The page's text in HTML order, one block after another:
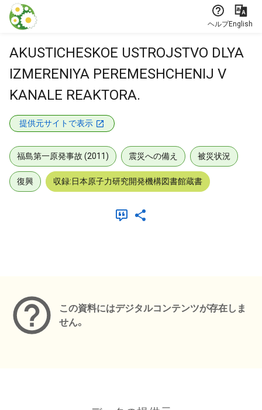
本文に飛ぶ
ヘルプEnglish
AKUSTICHESKOE USTROJSTVO DLYA
IZMERENIYA PEREMESHCHENIJ V
KANALE REAKTORA.
提供元サイトで表示
福島第一原発事故 (2011) 震災への備え 被災状況
復興 収録:日本原子力研究開発機構図書館蔵書
この資料にはデジタルコンテンツが存在しま
せん。